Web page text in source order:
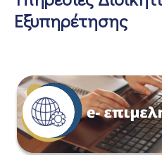
Εξυπηρέτησης